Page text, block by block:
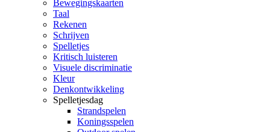
Bewegingskaarten
Taal
Rekenen
Schrijven
Spelletjes
Kritisch luisteren
Visuele discriminatie
Kleur
Denkontwikkeling
Spelletjesdag
Strandspelen
Koningsspelen